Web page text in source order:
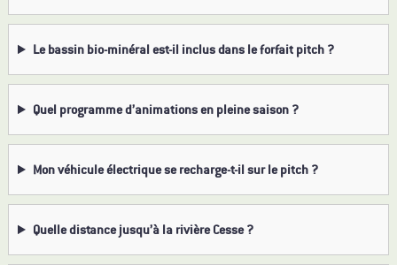
Le bassin bio-minéral est-il inclus dans le forfait pitch ?
Quel programme d’animations en pleine saison ?
Mon véhicule électrique se recharge-t-il sur le pitch ?
Quelle distance jusqu’à la rivière Cesse ?